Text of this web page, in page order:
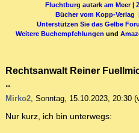
Fluchtburg autark am Meer|
Bücher vom Kopp-Verlag
Unterstützen Sie das Gelbe
Weitere Buchempfehlungen und
Rechtsanwalt Reiner
..
Mirko2, Sonntag, 15.10.2023, 20:30
Nur kurz, ich bin unterwegs: